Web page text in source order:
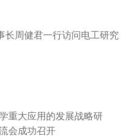
长周健君一行访问电工研究
重大应用的发展战略研
会成功召开